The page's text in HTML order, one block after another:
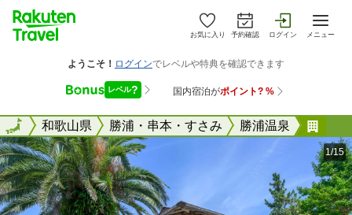
お気に入り 予約確認 ログイン メニュー
全国和歌山県 勝浦・串本・すさみ 勝浦温泉
全国
1/15